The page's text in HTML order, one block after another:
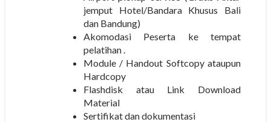
jemput Hotel/Bandara Khusus Bali
dan Bandung)
Akomodasi Peserta ke tempat
pelatihan .
Module / Handout Softcopy ataupun
Hardcopy
Flashdisk atau Link Download
Material
Sertifikat dan dokumentasi